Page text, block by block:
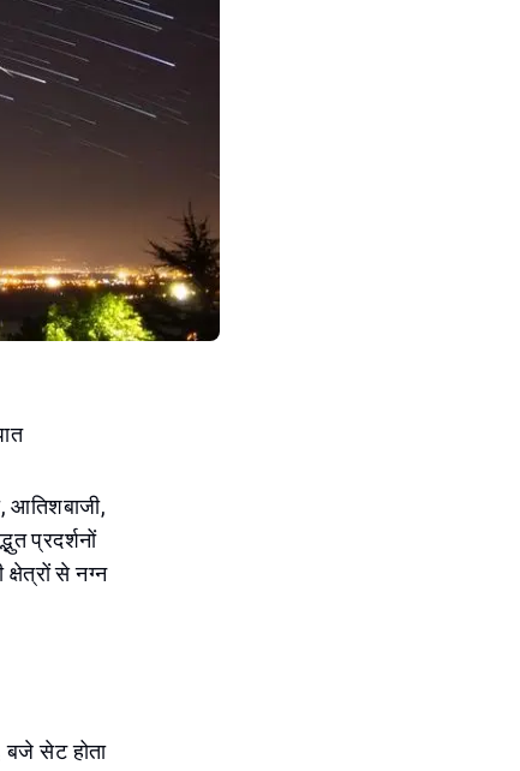
आतिशबाजी,
प्रदर्शनों
से नग्न
सेट होता